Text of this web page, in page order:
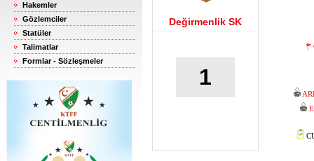
Hakemler
Gözlemciler
Statüler
Talimatlar
Formlar - Sözleşmeler
Değirmenlik SK
1